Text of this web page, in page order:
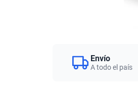
Envío
A todo el país